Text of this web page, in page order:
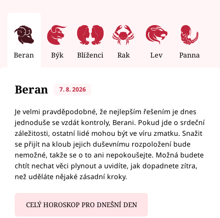
Beran Býk Blíženci Rak Lev Panna
Beran 7. 8. 2026
Je velmi pravděpodobné, že nejlepším řešením je dnes
jednoduše se vzdát kontroly, Berani. Pokud jde o srdeční
záležitosti, ostatní lidé mohou být ve víru zmatku. Snažit
se přijít na kloub jejich duševnímu rozpoložení bude
nemožné, takže se o to ani nepokoušejte. Možná budete
chtít nechat věci plynout a uvidíte, jak dopadnete zítra,
než uděláte nějaké zásadní kroky.
CELÝ HOROSKOP PRO DNEŠNÍ DEN